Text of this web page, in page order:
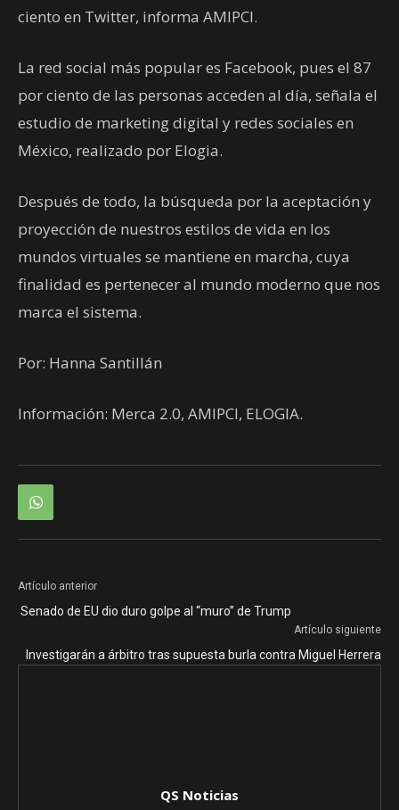
ciento en Twitter, informa AMIPCI.
La red social más popular es Facebook, pues el 87
por ciento de las personas acceden al día, señala el
estudio de marketing digital y redes sociales en
México, realizado por Elogia.
Después de todo, la búsqueda por la aceptación y
proyección de nuestros estilos de vida en los
mundos virtuales se mantiene en marcha, cuya
finalidad es pertenecer al mundo moderno que nos
marca el sistema.
Por: Hanna Santillán
Información: Merca 2.0, AMIPCI, ELOGIA.
Artículo anterior
Senado de EU dio duro golpe al “muro” de Trump
Artículo siguiente
Investigarán a árbitro tras supuesta burla contra Miguel Herrera
QS Noticias